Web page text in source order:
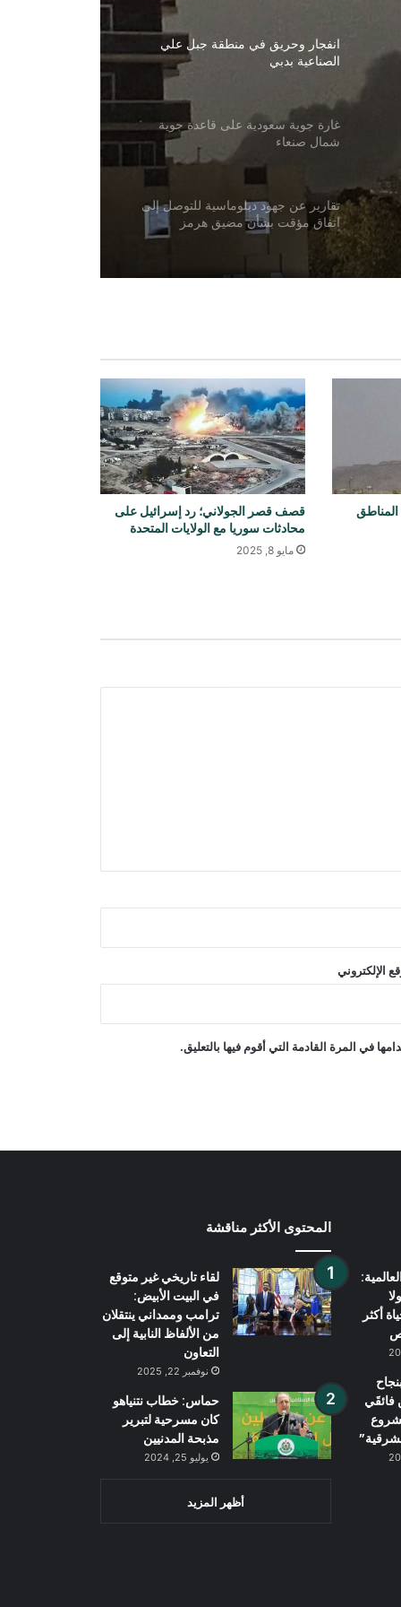
انفجار وحريق في منطقة جبل علي
الصناعية بدبي
غارة جوية سعودية على قاعدة جوية
شمال صنعاء
تقارير عن جهود دبلوماسية للتوصل إلى
اتفاق مؤقت بشأن مضيق هرمز
دعت منظمة العفو الدولية إلى منح عمران
خان الحق في لقاء عائلته ومحاميه وتلقي
الرعاية الصحية
رويترز: لقد استهلكت أمريكا جزءاً كبيراً
من مخزونها من الصواريخ بعيدة المدى
في الحرب مع إيران
يتوافد ملايين الزوار إلى كربلاء لإحياء
ذكرى أربعينية الإمام الحسين (عليه
مشادة كلامية بين بن غفير ومحامي
الصناعية بدبي
شمال صنعاء
قصف قصر الجولاني؛ رد إسرائيل على
محادثات سوريا مع الولايات المتحدة
مايو 8, 2025
الإلكتروني
في المرة القادمة التي أقوم فيها بالتعليق.
أكثر
فائقَي
المحتوى الأكثر مناقشة
لقاء تاريخي غير متوقع
في البيت الأبيض:
ترامب وممداني ينتقلان
من الألفاظ النابية إلى
التعاون
نوفمبر 22, 2025
حماس: خطاب نتنياهو
كان مسرحية لتبرير
مذبحة المدنيين
يوليو 25, 2024
أظهر المزيد